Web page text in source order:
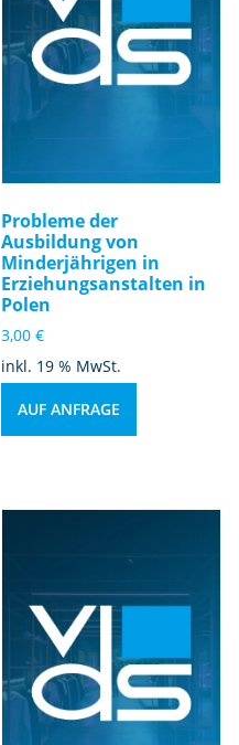
Probleme der
Ausbildung von
Minderjährigen in
Erziehungsanstalten in
Polen
3,00€
inkl. 19 % MwSt.
AUF ANFRAGE